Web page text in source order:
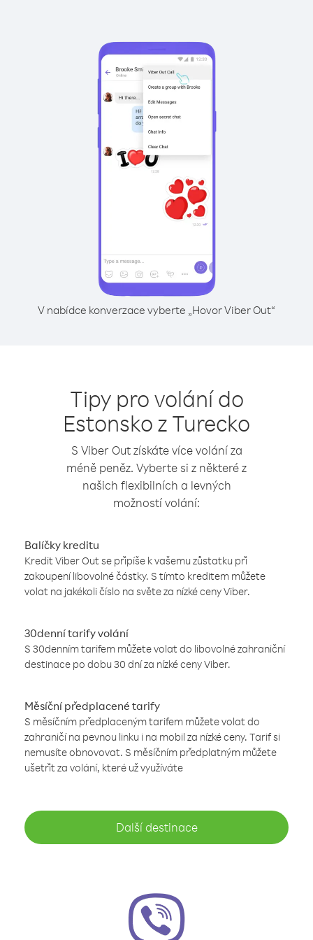
V nabídce konverzace vyberte „Hovor Viber Out“
Tipy pro volání do
Estonsko z Turecko
S Viber Out získáte více volání za
méně peněz. Vyberte si z některé z
našich flexibilních a levných
možností volání:
Balíčky kreditu
Kredit Viber Out se připíše k vašemu zůstatku při
zakoupení libovolné částky. S tímto kreditem můžete
volat na jakékoli číslo na světe za nízké ceny Viber.
30denní tarify volání
S 30denním tarifem můžete volat do libovolné zahraniční
destinace po dobu 30 dní za nízké ceny Viber.
Měsíční předplacené tarify
S měsíčním předplaceným tarifem můžete volat do
zahraničí na pevnou linku i na mobil za nízké ceny. Tarif si
nemusíte obnovovat. S měsíčním předplatným můžete
ušetřit za volání, které už využíváte
Další destinace